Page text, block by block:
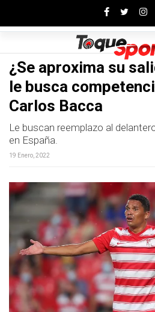
¿Se aproxima su
le busca
Carlos Bacca
Le buscan reemplazo al
en España.
19 Enero, 2022